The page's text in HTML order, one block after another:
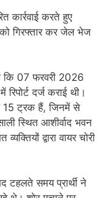
कार्रवाई करते हुए
गिरफ्तार कर जेल भेज
कि 07 फरवरी 2026
दर्ज कराई थी।
15 ट्रक हैं, जिनमें से
स्थित आशीर्वाद भवन
द्वारा वायर चोरी
टहलते समय प्रार्थी ने